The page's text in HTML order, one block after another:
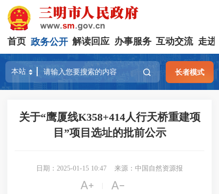
首页 政务公开 解读回应 办事服务 互动交流 走进
长者模式
关于“鹰厦线K358+414人行天桥重建项
目”项目选址的批前公示
日期：2025-01-15 10:47 来源：中国自然资源报
 